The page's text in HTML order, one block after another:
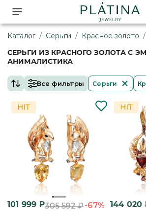
Каталог / Серьги / Красное золото /
СЕРЬГИ ИЗ КРАСНОГО ЗОЛОТА С
АНИМАЛИСТИКА
Все фильтры Серьги
101 999 ₽305 592₽-67% 144 020